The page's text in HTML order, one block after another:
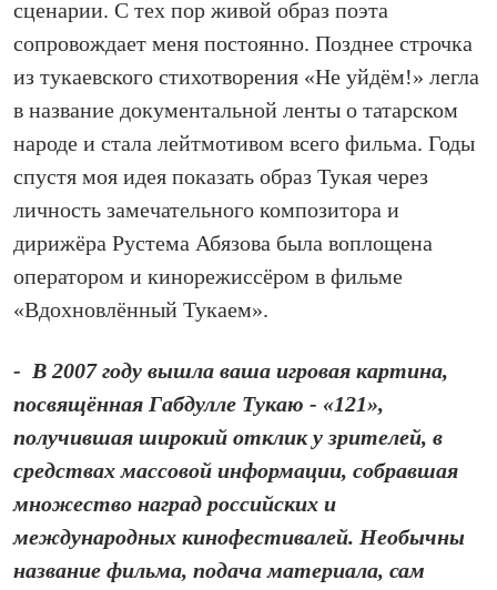
сценарии. С тех пор живой образ поэта
сопровождает меня постоянно. Позднее строчка
из тукаевского стихотворения «Не уйдём!» легла
в название документальной ленты о татарском
народе и стала лейтмотивом всего фильма. Годы
спустя моя идея показать образ Тукая через
личность замечательного композитора и
дирижёра Рустема Абязова была воплощена
оператором и кинорежиссёром в фильме
«Вдохновлённый Тукаем».
- В 2007 году вышла ваша игровая картина,
посвящённая Габдулле Тукаю - «121»,
получившая широкий отклик у зрителей, в
средствах массовой информации, собравшая
множество наград российских и
международных кинофестивалей. Необычны
название фильма, подача материала, сам